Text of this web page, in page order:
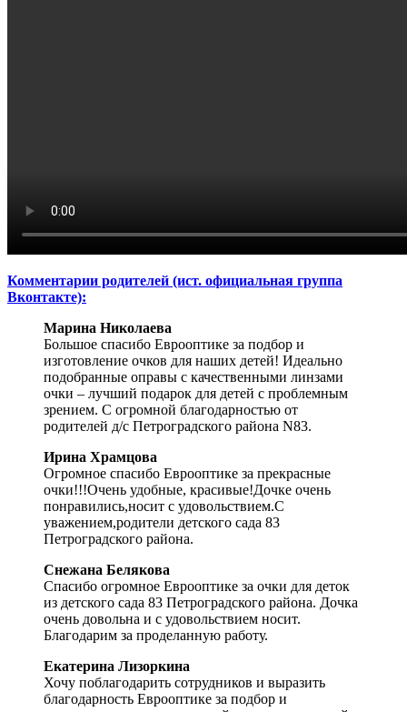
Комментарии родителей (ист. официальная группа
Вконтакте):
Марина Николаева
Большое спасибо Еврооптике за подбор и
изготовление очков для наших детей! Идеально
подобранные оправы с качественными линзами
очки – лучший подарок для детей с проблемным
зрением. С огромной благодарностью от
родителей д/с Петроградского района N83.
Ирина Храмцова
Огромное спасибо Еврооптике за прекрасные
очки!!!Очень удобные, красивые!Дочке очень
понравились,носит с удовольствием.С
уважением,родители детского сада 83
Петроградского района.
Снежана Белякова
Спасибо огромное Еврооптике за очки для деток
из детского сада 83 Петроградского района. Дочка
очень довольна и с удовольствием носит.
Благодарим за проделанную работу.
Екатерина Лизоркина
Хочу поблагодарить сотрудников и выразить
благодарность Еврооптике за подбор и